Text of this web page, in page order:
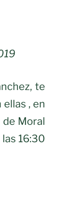
te
, en
de Moral
16:30